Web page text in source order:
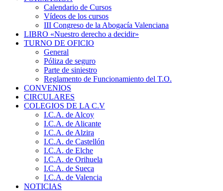
Calendario de Cursos
Vídeos de los cursos
III Congreso de la Abogacía Valenciana
LIBRO «Nuestro derecho a decidir»
TURNO DE OFICIO
General
Póliza de seguro
Parte de siniestro
Reglamento de Funcionamiento del T.O.
CONVENIOS
CIRCULARES
COLEGIOS DE LA C.V
I.C.A. de Alcoy
I.C.A. de Alicante
I.C.A. de Alzira
I.C.A. de Castellón
I.C.A. de Elche
I.C.A. de Orihuela
I.C.A. de Sueca
I.C.A. de Valencia
NOTICIAS